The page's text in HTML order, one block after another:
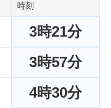
時刻
3時21分
3時57分
4時30分